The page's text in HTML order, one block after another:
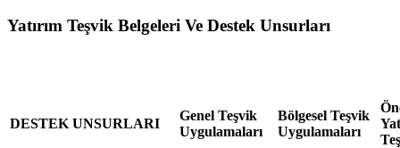
Yatırım Teşvik Belgeleri Ve Destek Unsurları
DESTEK UNSURLARI
Genel Teşvik
Uygulamaları
Bölgesel Teşvik
Uygulamaları